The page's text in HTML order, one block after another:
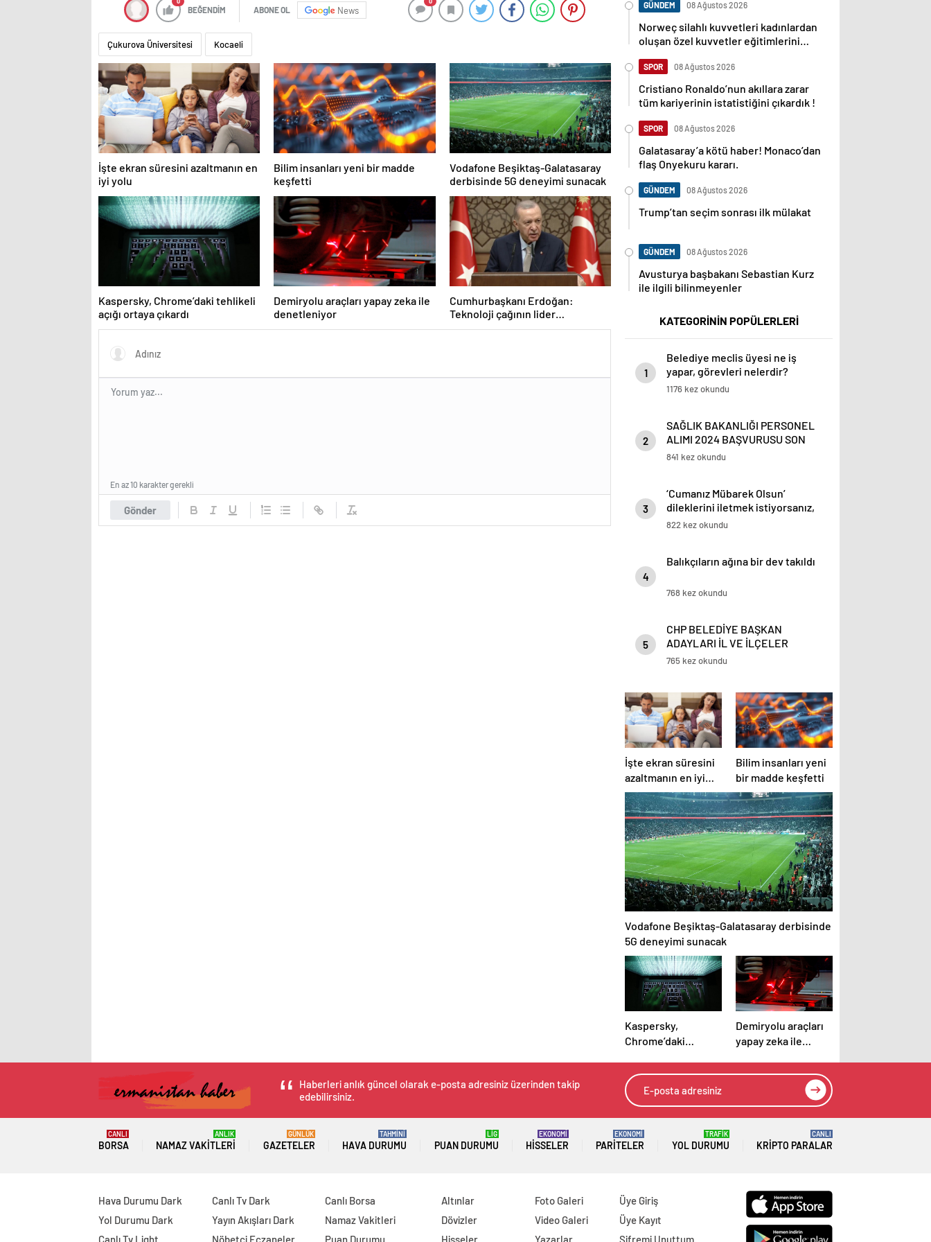
BEĞENDİM ABONE OL News
Çukurova Üniversitesi Kocaeli
İşte ekran süresini azaltmanın en
iyi yolu
Bilim insanları yeni bir madde
keşfetti
Vodafone Beşiktaş-Galatasaray
derbisinde 5G deneyimi sunacak
Kaspersky, Chrome’daki tehlikeli
açığı ortaya çıkardı
Demiryolu araçları yapay zeka ile
denetleniyor
Cumhurbaşkanı Erdoğan:
Teknoloji çağının lider
ülkelerinden biri olmayı
Gönder
En az 10 karakter gerekli
GÜNDEM 08 Ağustos 2026
Norweç silahlı kuvvetleri kadınlardan
oluşan özel kuvvetler eğitimlerini
SPOR 08 Ağustos 2026
Cristiano Ronaldo’nun akıllara zarar
tüm kariyerinin istatistiğini çıkardık !
SPOR 08 Ağustos 2026
Galatasaray’a kötü haber! Monaco’dan
flaş Onyekuru kararı.
GÜNDEM 08 Ağustos 2026
Trump’tan seçim sonrası ilk mülakat
GÜNDEM 08 Ağustos 2026
Avusturya başbakanı Sebastian Kurz
ile ilgili bilinmeyenler
KATEGORİNİN POPÜLERLERİ
1
Belediye meclis üyesi ne iş
yapar, görevleri nelerdir?
1176 kez okundu
2
SAĞLIK BAKANLIĞI PERSONEL
ALIMI 2024 BAŞVURUSU SON
DAKİKA | Sağlık Bakanlığı 35 bin
(ÖSYM kılavuzu başvuru ve
şartları)
841 kez okundu
3
‘Cumanız Mübarek Olsun’
dileklerini iletmek istiyorsanız,
yeni, farklı, değişik cuma
resimsiz, yazılı, anlamlı, en güzel
822 kez okundu
4
Balıkçıların ağına bir dev takıldı
768 kez okundu
5
CHP BELEDİYE BAŞKAN
ADAYLARI İL VE İLÇELER
LİSTESİ 2024 | Cumhuriyet Halk
14 ilçenin adayı belirlendi
765 kez okundu
İşte ekran süresini
azaltmanın en iyi
yolu
Bilim insanları yeni
bir madde keşfetti
Vodafone Beşiktaş-Galatasaray derbisinde
5G deneyimi sunacak
Kaspersky,
Chrome’daki
ortaya çıkardı
Demiryolu araçları
yapay zeka ile
Haberleri anlık güncel olarak e-posta adresiniz üzerinden takip
edebilirsiniz.
BORSA
CANLI
NAMAZ VAKITLERI
ANLIK
GAZETELER
GÜNLÜK
HAVA DURUMU
TAHMİNİ
PUAN DURUMU
LİG
HISSELER
EKONOMİ
PARITELER
EKONOMİ
YOL DURUMU
TRAFİK
KRIPTO PARALAR
CANLI
Hava Durumu Dark
Yol Durumu Dark
Canlı Tv Light
Canlı Tv Dark
Yayın Akışları Dark
Nöbetçi Eczaneler
Canlı Borsa
Namaz Vakitleri
Puan Durumu
Altınlar
Dövizler
Hisseler
Foto Galeri
Video Galeri
Yazarlar
Üye Giriş
Üye Kayıt
Şifremi Unuttum